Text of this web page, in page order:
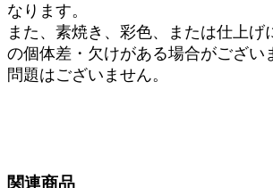
なります。
また、素焼き、彩色、または仕上げ
の個体差・欠けがある場合がござい
問題はございません。
関連商品